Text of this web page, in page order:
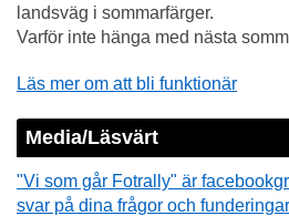
landsväg i sommarfärger.
Varför inte hänga med nästa
Läs mer om att bli funktionär
Media/Läsvärt
"Vi som går Fotrally" är
svar på dina frågor och